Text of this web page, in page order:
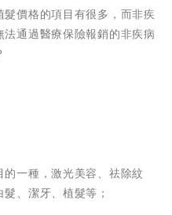
價格的項目有很多，而非疾
通過醫療保險報銷的非疾病
一種，激光美容、祛除紋
、潔牙、植髮等；